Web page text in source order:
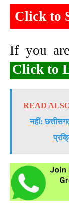
Click to
If you
Click to
READ
नहीं: